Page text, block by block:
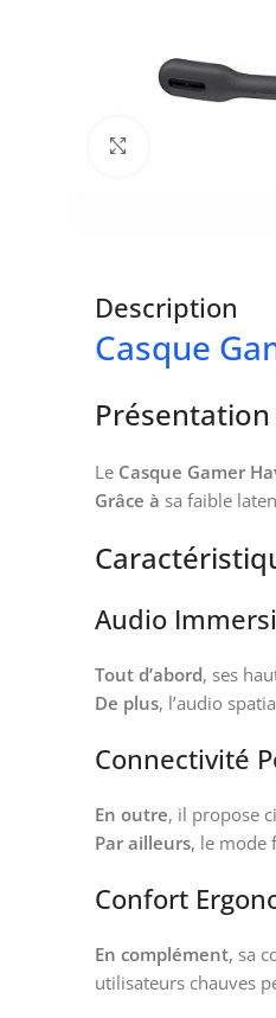
Description
Casque
Le Casque Gamer
Grâce à sa faible
Audio
Tout d’abord, ses
De plus, l’audio
Connectivité
En outre, il propose
Par ailleurs, le mode
Confort
En complément, sa
utilisateurs chauves